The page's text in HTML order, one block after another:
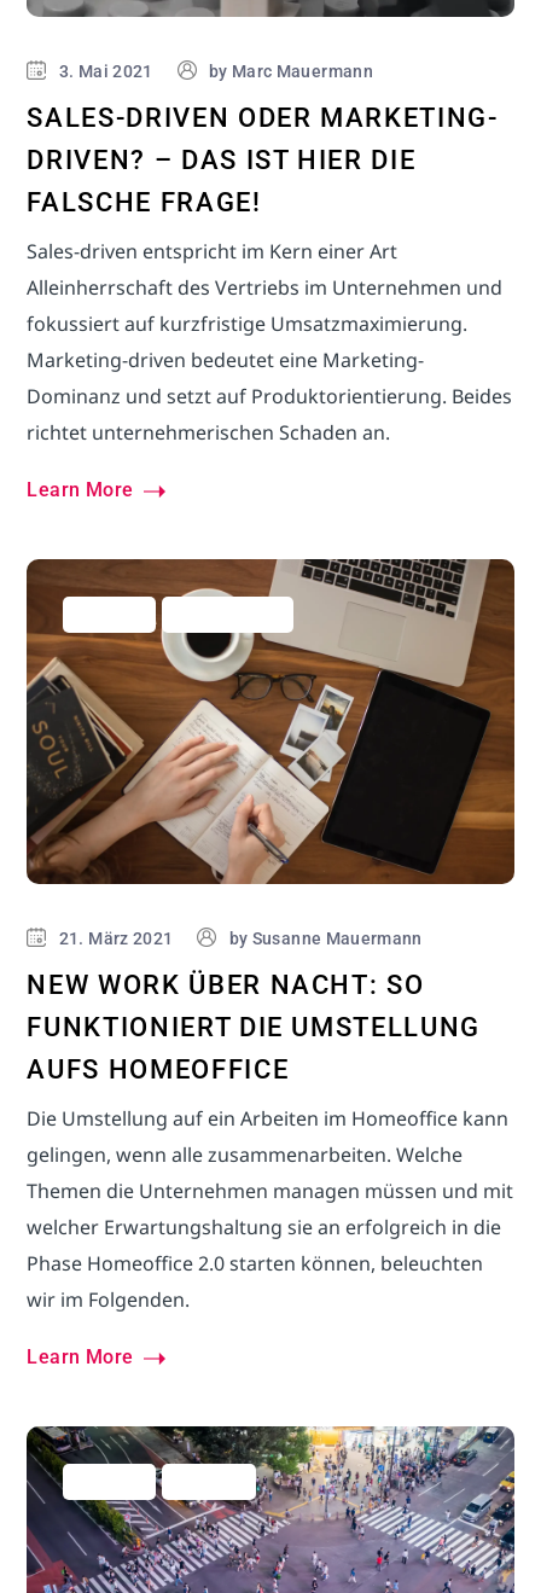
3. Mai 2021 by Marc Mauermann
SALES-DRIVEN ODER MARKETING-
DRIVEN? – DAS IST HIER DIE
FALSCHE FRAGE!
Sales-driven entspricht im Kern einer Art
Alleinherrschaft des Vertriebs im Unternehmen und
fokussiert auf kurzfristige Umsatzmaximierung.
Marketing-driven bedeutet eine Marketing-
Dominanz und setzt auf Produktorientierung. Beides
richtet unternehmerischen Schaden an.
Learn More
21. März 2021 by Susanne Mauermann
NEW WORK ÜBER NACHT: SO
FUNKTIONIERT DIE UMSTELLUNG
AUFS HOMEOFFICE
Die Umstellung auf ein Arbeiten im Homeoffice kann
gelingen, wenn alle zusammenarbeiten. Welche
Themen die Unternehmen managen müssen und mit
welcher Erwartungshaltung sie an erfolgreich in die
Phase Homeoffice 2.0 starten können, beleuchten
wir im Folgenden.
Learn More